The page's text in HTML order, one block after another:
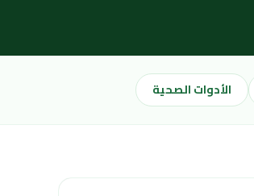
الأدوات الصحية